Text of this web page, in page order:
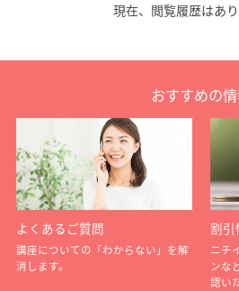
現在、閲覧履歴はあり
おすすめの
よくあるご質問
講座についての「わからない」を解
消します。
割引
ニチ
ンな
認い